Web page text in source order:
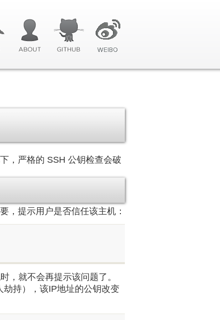
，严格的 SSH 公钥检查会破
，提示用户是否信任该主机：
，就不会再提示该问题了。
持），该IP地址的公钥改变